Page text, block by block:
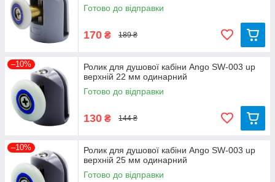
Готово до відправки
170 ₴ 189 ₴
–10%
Ролик для душової кабіни Ango SW-003 up
верхній 22 мм одинарний
Готово до відправки
130 ₴ 144 ₴
–10%
Ролик для душової кабіни Ango SW-003 up
верхній 25 мм одинарний
Готово до відправки